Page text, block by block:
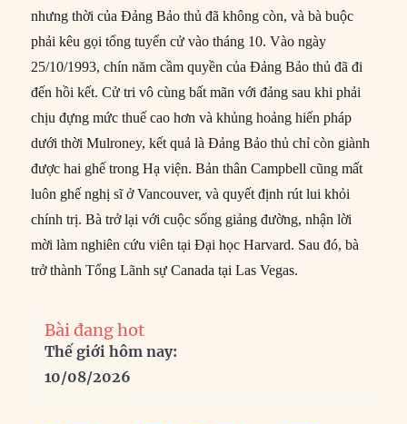
nhưng thời của Đảng Bảo thủ đã không còn, và bà buộc
phải kêu gọi tổng tuyển cử vào tháng 10. Vào ngày
25/10/1993, chín năm cầm quyền của Đảng Bảo thủ đã đi
đến hồi kết. Cử tri vô cùng bất mãn với đảng sau khi phải
chịu đựng mức thuế cao hơn và khủng hoảng hiến pháp
dưới thời Mulroney, kết quả là Đảng Bảo thủ chỉ còn giành
được hai ghế trong Hạ viện. Bản thân Campbell cũng mất
luôn ghế nghị sĩ ở Vancouver, và quyết định rút lui khỏi
chính trị. Bà trở lại với cuộc sống giảng đường, nhận lời
mời làm nghiên cứu viên tại Đại học Harvard. Sau đó, bà
trở thành Tổng Lãnh sự Canada tại Las Vegas.
Bài đang hot
Thế giới hôm nay:
10/08/2026